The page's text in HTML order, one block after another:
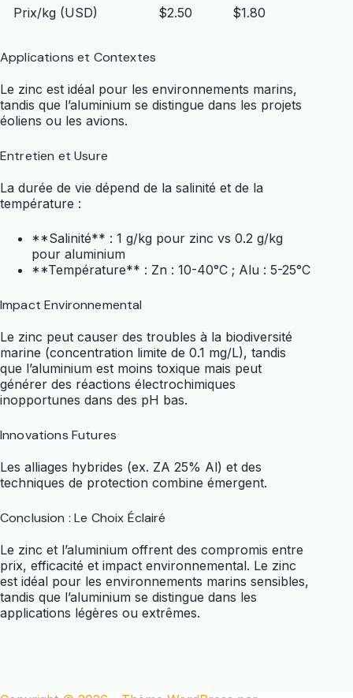
Prix/kg (USD) $2.50 $1.80
Applications et Contextes
Le zinc est idéal pour les environnements marins,
tandis que l’aluminium se distingue dans les projets
éoliens ou les avions.
Entretien et Usure
La durée de vie dépend de la salinité et de la
température :
**Salinité** : 1 g/kg pour zinc vs 0.2 g/kg
pour aluminium
**Température** : Zn : 10-40°C ; Alu : 5-25°C
Impact Environnemental
Le zinc peut causer des troubles à la biodiversité
marine (concentration limite de 0.1 mg/L), tandis
que l’aluminium est moins toxique mais peut
générer des réactions électrochimiques
inopportunes dans des pH bas.
Innovations Futures
Les alliages hybrides (ex. ZA 25% Al) et des
techniques de protection combine émergent.
Conclusion : Le Choix Éclairé
Le zinc et l’aluminium offrent des compromis entre
prix, efficacité et impact environnemental. Le zinc
est idéal pour les environnements marins sensibles,
tandis que l’aluminium se distingue dans les
applications légères ou extrêmes.